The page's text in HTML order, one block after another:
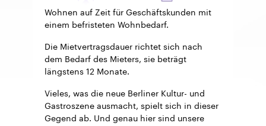
Wohnen auf Zeit für Geschäftskunden mit
einem befristeten Wohnbedarf.
Die Mietvertragsdauer richtet sich nach
dem Bedarf des Mieters, sie beträgt
längstens 12 Monate.
Vieles, was die neue Berliner Kultur- und
Gastroszene ausmacht, spielt sich in dieser
Gegend ab. Und genau hier sind unsere